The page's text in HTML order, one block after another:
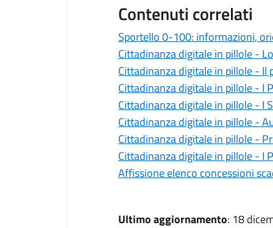
Contenuti correlati
Sportello 0-100: informazioni,
Cittadinanza digitale in pillole -
Cittadinanza digitale in pillole - Il
Cittadinanza digitale in pillole - I
Cittadinanza digitale in pillole - I
Cittadinanza digitale in pillole -
Cittadinanza digitale in pillole -
Cittadinanza digitale in pillole - I
Affissione elenco concessioni
Ultimo aggiornamento: 18